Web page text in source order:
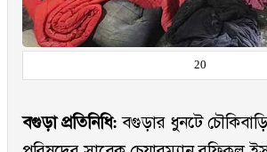
20
বগুড়া প্রতিনিধি: বগুড়ার ধুনটে